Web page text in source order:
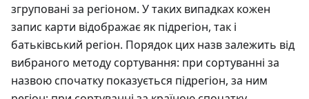
згруповані за регіоном. У таких випадках кожен
запис карти відображає як підрегіон, так і
батьківський регіон. Порядок цих назв залежить від
вибраного методу сортування: при сортуванні за
назвою спочатку показується підрегіон, за ним